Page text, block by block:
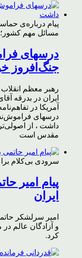
پیام درباره‌ی
مسائل مهم کشور؛
درسهای
جنگ‌افروز
رهبر معظم
ایران در بدرقه
آمریکا در
درسهای
داشت ، از
مقدس است
سرودی بی‌کلام
پیام امیر
ایران
امیر سرلشکر
و آزادگان عالم
کرد.